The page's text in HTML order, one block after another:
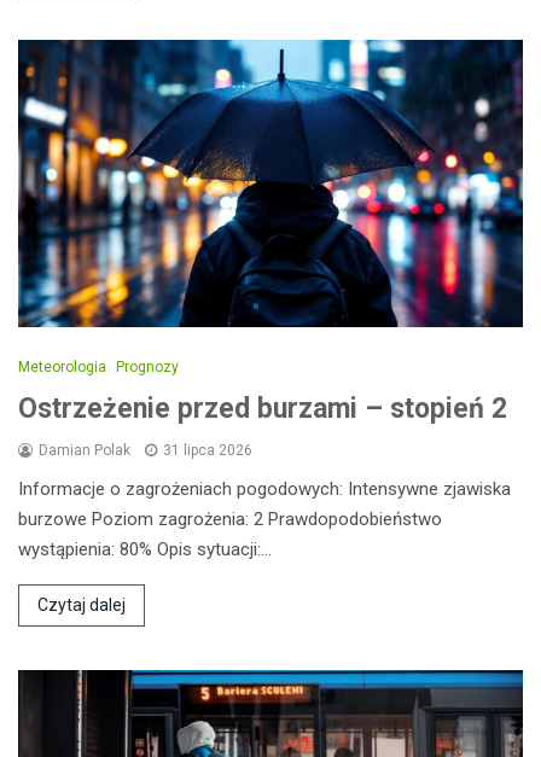
Meteorologia Prognozy
Ostrzeżenie przed burzami – stopień 2
Damian Polak 31 lipca 2026
Informacje o zagrożeniach pogodowych: Intensywne zjawiska
burzowe Poziom zagrożenia: 2 Prawdopodobieństwo
wystąpienia: 80% Opis sytuacji:…
Czytaj dalej